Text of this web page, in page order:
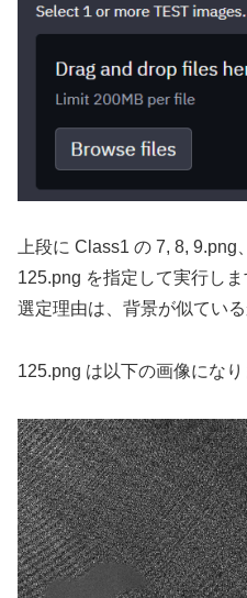
上段に Class1 の 7, 8,
125.png を指定して実行しま
選定理由は、背景が似ている
125.png は以下の画像になり